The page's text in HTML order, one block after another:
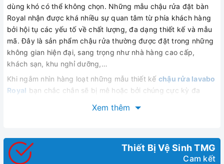
dùng khó có thể không chọn. Những mẫu chậu rửa đặt bàn
Royal nhận được khá nhiều sự quan tâm từ phía khách hàng
bởi hội tụ các yếu tố về chất lượng, đa dạng thiết kế và mẫu
mã. Đây là sản phẩm chậu rửa thường được đặt trong những
không gian hiện đại, sang trọng như nhà hàng cao cấp,
khách sạn, khu nghỉ dưỡng,…
Khi ngắm nhìn hàng loạt những mẫu thiết kế chậu rửa lavabo
Royal bạn chắc chắn sẽ bị mê hoặc bởi chúng cực kỳ đa
thủ công độc đáo, toát lên sự tinh tế nên dễ dàng kết hợp với
Join RA-8103còn thu hút người dùng bởi thiết kế hiện đại,
sang trọng, độc đáo đem đến cho không gian phòng tắm sự
khác biệt.
Xem thêm
Thiết Bị Vệ Sinh TMG
Cam kết